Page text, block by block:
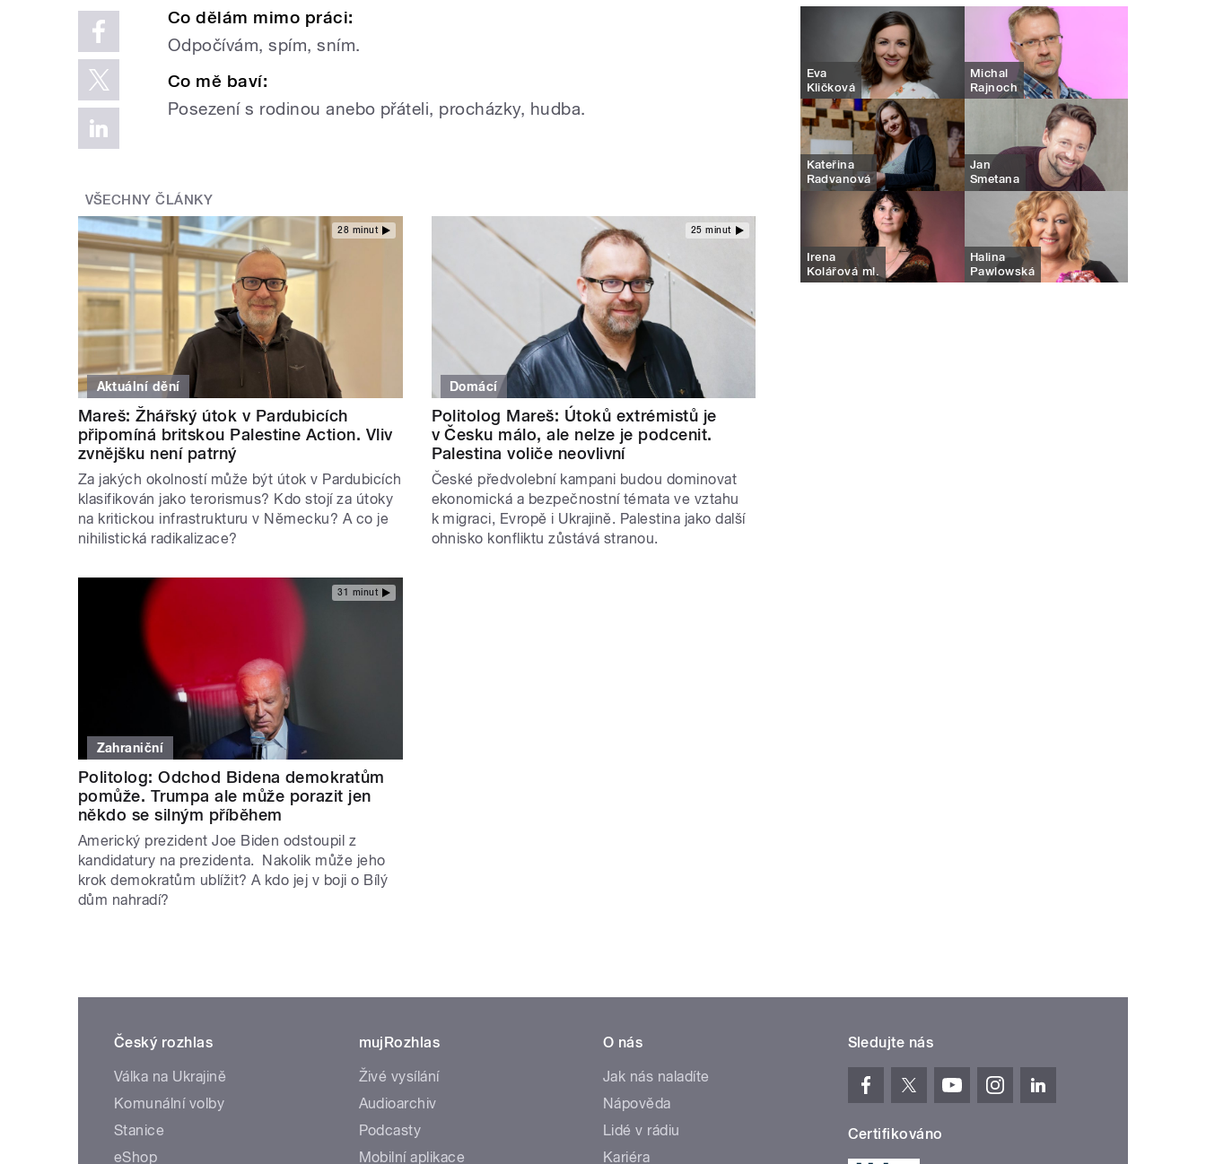
Co dělám mimo práci:
Odpočívám, spím, sním.
Co mě baví:
Posezení s rodinou anebo přáteli, procházky, hudba.
VŠECHNY ČLÁNKY
28 minut
Aktuální dění
Mareš: Žhářský útok v Pardubicích
připomíná britskou Palestine Action. Vliv
zvnějšku není patrný
Za jakých okolností může být útok v Pardubicích
klasifikován jako terorismus? Kdo stojí za útoky
na kritickou infrastrukturu v Německu? A co je
nihilistická radikalizace?
25 minut
Domácí
Politolog Mareš: Útoků extrémistů je
v Česku málo, ale nelze je podcenit.
Palestina voliče neovlivní
České předvolební kampani budou dominovat
ekonomická a bezpečnostní témata ve vztahu
k migraci, Evropě i Ukrajině. Palestina jako další
ohnisko konfliktu zůstává stranou.
31 minut
Zahraniční
Politolog: Odchod Bidena demokratům
pomůže. Trumpa ale může porazit jen
někdo se silným příběhem
Americký prezident Joe Biden odstoupil z
kandidatury na prezidenta. Nakolik může jeho
krok demokratům ublížit? A kdo jej v boji o Bílý
dům nahradí?
Eva
Kličková
Michal
Rajnoch
Kateřina
Radvanová
Jan
Smetana
Irena
Kolářová ml.
Halina
Pawlowská
Český rozhlas
Válka na Ukrajině
Komunální volby
Stanice
eShop
mujRozhlas
Živé vysílání
Audioarchiv
Podcasty
Mobilní aplikace
O nás
Jak nás naladíte
Nápověda
Lidé v rádiu
Kariéra
Sledujte nás
Certifikováno